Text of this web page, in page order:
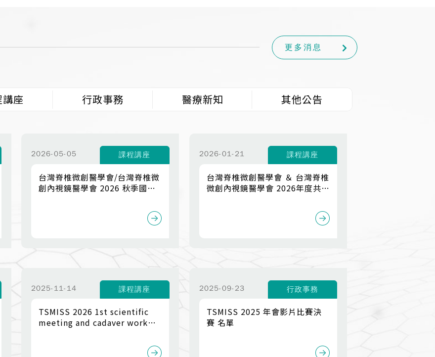
更多消息
座 行政事務 醫療新知 其他公告
2026-05-05 課程講座
台灣脊椎微創醫學會/台灣脊椎微
創內視鏡醫學會 2026 秋季國際
2026-01-21 課程講座
台灣脊椎微創醫學會 ＆ 台灣脊椎
微創內視鏡醫學會 2026年度共同
2025-11-14 課程講座
TSMISS 2026 1st scientific
meeting and cadaver work
2025-09-23 行政事務
TSMISS 2025 年會影片比賽決
賽 名單